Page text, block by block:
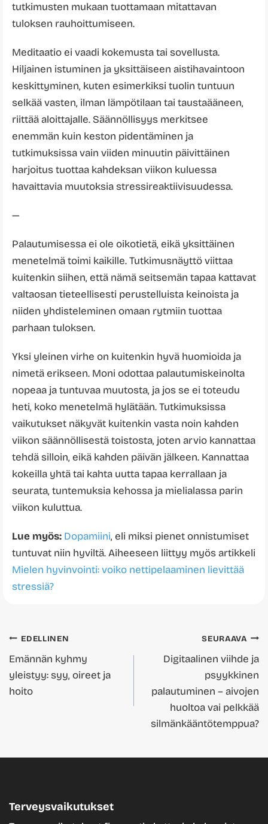
tutkimusten mukaan tuottamaan mitattavan
tuloksen rauhoittumiseen.
Meditaatio ei vaadi kokemusta tai sovellusta.
Hiljainen istuminen ja yksittäiseen aistihavaintoon
keskittyminen, kuten esimerkiksi tuolin tuntuun
selkää vasten, ilman lämpötilaan tai taustaääneen,
riittää aloittajalle. Säännöllisyys merkitsee
enemmän kuin keston pidentäminen ja
tutkimuksissa vain viiden minuutin päivittäinen
harjoitus tuottaa kahdeksan viikon kuluessa
havaittavia muutoksia stressireaktiivisuudessa.
—
Palautumisessa ei ole oikotietä, eikä yksittäinen
menetelmä toimi kaikille. Tutkimusnäyttö viittaa
kuitenkin siihen, että nämä seitsemän tapaa kattavat
valtaosan tieteellisesti perustelluista keinoista ja
niiden yhdisteleminen omaan rytmiin tuottaa
parhaan tuloksen.
Yksi yleinen virhe on kuitenkin hyvä huomioida ja
nimetä erikseen. Moni odottaa palautumiskeinolta
nopeaa ja tuntuvaa muutosta, ja jos se ei toteudu
heti, koko menetelmä hylätään. Tutkimuksissa
vaikutukset näkyvät kuitenkin vasta noin kahden
viikon säännöllisestä toistosta, joten arvio kannattaa
tehdä silloin, eikä kahden päivän jälkeen. Kannattaa
kokeilla yhtä tai kahta uutta tapaa kerrallaan ja
seurata, tuntemuksia kehossa ja mielialassa parin
viikon kuluttua.
Lue myös: Dopamiini, eli miksi pienet onnistumiset
tuntuvat niin hyviltä. Aiheeseen liittyy myös artikkeli
Mielen hyvinvointi: voiko nettipelaaminen lievittää
stressiä?
Artikkelien
selaus
EDELLINEN
Emännän kyhmy
yleistyy: syy, oireet ja
hoito
SEURAAVA
Digitaalinen viihde ja
psyykkinen
palautuminen – aivojen
huoltoa vai pelkkää
silmänkääntötemppua?
Terveysvaikutukset